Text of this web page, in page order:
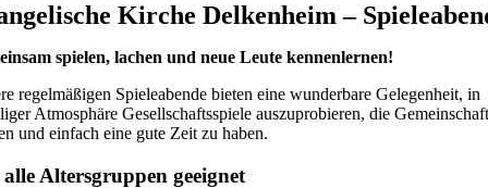
Kirche Delkenheim –
spielen, lachen und neue Leute kennenlernen!
regelmäßigen Spieleabende bieten eine wunderbare Gelegenheit, in
Atmosphäre Gesellschaftsspiele auszuprobieren, die
und einfach eine gute Zeit zu haben.
Altersgruppen geeignet